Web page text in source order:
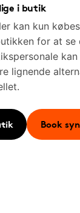
i butik
kan kun
for at se
lignende
Book